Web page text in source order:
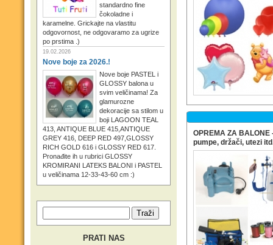
standardno fine
čokoladne i
karamelne. Grickajte na vlastitu
odgovornost, ne odgovaramo za ugrize
po prstima .)
19.02.2026
Nove boje za 2026.!
Nove boje PASTEL i
GLOSSY balona u
svim veličinama! Za
glamurozne
dekoracije sa stilom u
boji LAGOON TEAL
413, ANTIQUE BLUE 415,ANTIQUE
GREY 416, DEEP RED 497,GLOSSY
RICH GOLD 616 i GLOSSY RED 617.
Pronađite ih u rubrici GLOSSY
KROMIRANI LATEKS BALONI i PASTEL
u veličinama 12-33-43-60 cm :)
PRATI NAS
OPREMA ZA BALONE
pumpe, držači, utezi